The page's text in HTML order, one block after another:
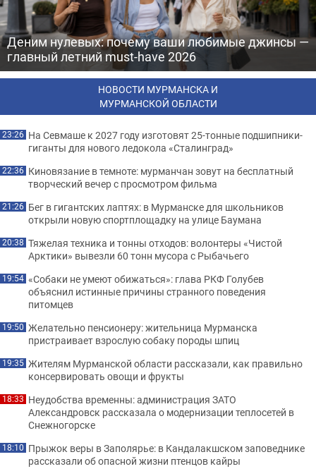
Деним нулевых: почему ваши любимые джинсы —
главный летний must-have 2026
НОВОСТИ МУРМАНСКА И
МУРМАНСКОЙ ОБЛАСТИ
23:26 На Севмаше к 2027 году изготовят 25-тонные подшипники-
гиганты для нового ледокола «Сталинград»
22:36 Киновязание в темноте: мурманчан зовут на бесплатный
творческий вечер с просмотром фильма
21:26 Бег в гигантских лаптях: в Мурманске для школьников
открыли новую спортплощадку на улице Баумана
20:38 Тяжелая техника и тонны отходов: волонтеры «Чистой
Арктики» вывезли 60 тонн мусора с Рыбачьего
19:54 «Собаки не умеют обижаться»: глава РКФ Голубев
объяснил истинные причины странного поведения
питомцев
19:50 Желательно пенсионеру: жительница Мурманска
пристраивает взрослую собаку породы шпиц
19:35 Жителям Мурманской области рассказали, как правильно
консервировать овощи и фрукты
18:33 Неудобства временны: администрация ЗАТО
Александровск рассказала о модернизации теплосетей в
Снежногорске
18:10 Прыжок веры в Заполярье: в Кандалакшском заповеднике
рассказали об опасной жизни птенцов кайры